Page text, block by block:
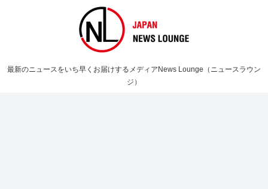
最新のニュースをいち早くお届けするメディアNews Lounge（ニュースラウン
ジ）